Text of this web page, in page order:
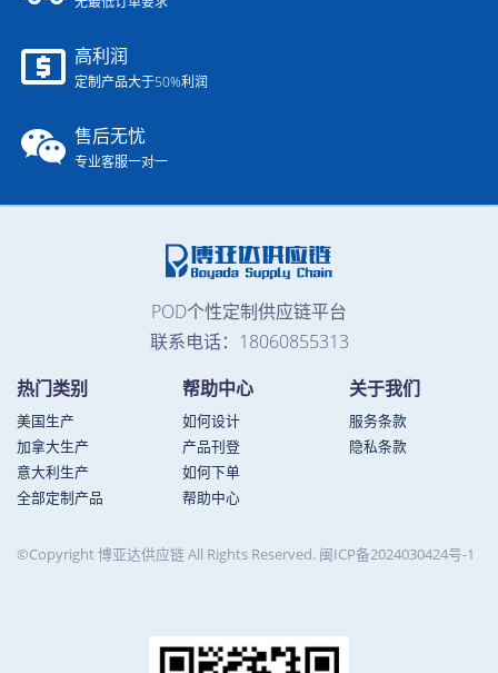
高利润
定制产品大于50%利润
售后无忧
专业客服一对一
POD个性定制供应链平台
联系电话：18060855313
热门类别
美国生产
加拿大生产
意大利生产
全部定制产品
帮助中心
如何设计
产品刊登
如何下单
帮助中心
关于我们
服务条款
隐私条款
©Copyright 博亚达供应链 All Rights Reserved. 闽ICP备2024030424号-1